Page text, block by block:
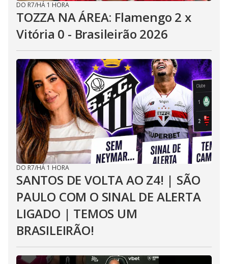
DO R7/HÁ 1 HORA
TOZZA NA ÁREA: Flamengo 2 x
Vitória 0 - Brasileirão 2026
DO R7/HÁ 1 HORA
SANTOS DE VOLTA AO Z4! | SÃO
PAULO COM O SINAL DE ALERTA
LIGADO | TEMOS UM
BRASILEIRÃO!